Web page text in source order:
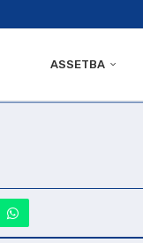
ASSETBA